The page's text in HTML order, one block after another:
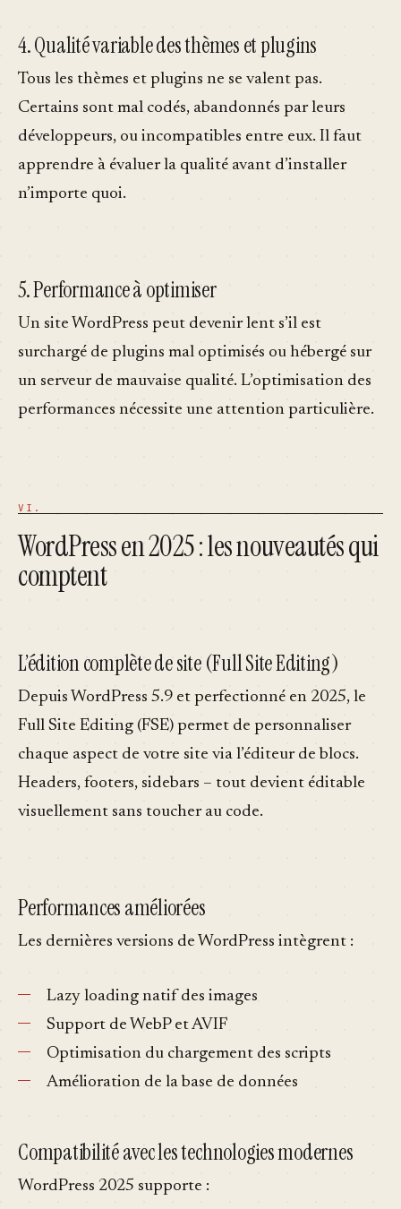
4. Qualité variable des thèmes et plugins
Tous les thèmes et plugins ne se valent pas.
Certains sont mal codés, abandonnés par leurs
développeurs, ou incompatibles entre eux. Il faut
apprendre à évaluer la qualité avant d’installer
n’importe quoi.
5. Performance à optimiser
Un site WordPress peut devenir lent s’il est
surchargé de plugins mal optimisés ou hébergé sur
un serveur de mauvaise qualité. L’optimisation des
performances nécessite une attention particulière.
WordPress en 2025 : les nouveautés qui
comptent
L’édition complète de site (Full Site Editing)
Depuis WordPress 5.9 et perfectionné en 2025, le
Full Site Editing (FSE) permet de personnaliser
chaque aspect de votre site via l’éditeur de blocs.
Headers, footers, sidebars – tout devient éditable
visuellement sans toucher au code.
Performances améliorées
Les dernières versions de WordPress intègrent :
Lazy loading natif des images
Support de WebP et AVIF
Optimisation du chargement des scripts
Amélioration de la base de données
Compatibilité avec les technologies modernes
WordPress 2025 supporte :